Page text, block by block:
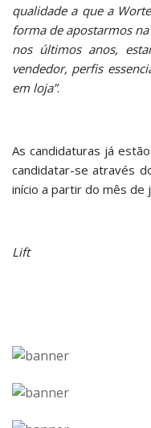
qualidade a que a
forma de apostarmos
nos últimos anos,
vendedor, perfis
em loja”.
As candidaturas já
candidatar-se através
início a partir do mês de
Lift